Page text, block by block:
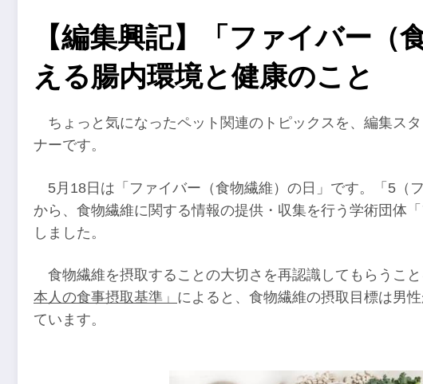
【編集興記】「ファイバー（
える腸内環境と健康のこと
ちょっと気になったペット関連のトピックスを、編集ス
ナーです。
5月18日は「ファイバー（食物繊維）の日」です。「5（
から、食物繊維に関する情報の提供・収集を行う学術団体
しました。
食物繊維を摂取することの大切さを再認識してもらうこ
本人の食事摂取基準」 によると、食物繊維の摂取目標は男
ています。